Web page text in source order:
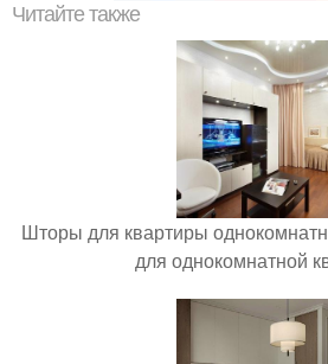
Читайте также
Шторы для квартиры
для однокомнатной